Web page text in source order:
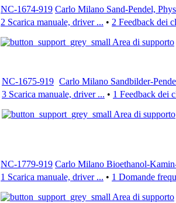
NC-1674-919 Carlo Milano Sand-Pendel,
2 Scarica manuale, driver ... • 2 Feedback dei
Area di supporto
NC-1675-919 Carlo Milano Sandbilder-
3 Scarica manuale, driver ... • 1 Feedback dei
Area di supporto
NC-1779-919 Carlo Milano Bioethanol-
1 Scarica manuale, driver ... • 1 Domande
Area di supporto